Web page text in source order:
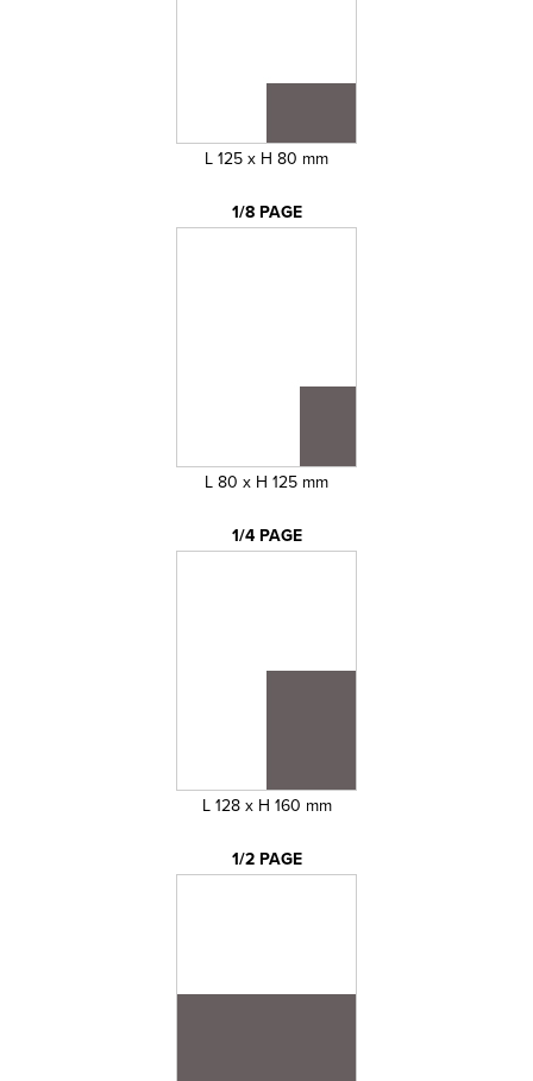
L 125 x H 80 mm
1/8 PAGE
L 80 x H 125 mm
1/4 PAGE
L 128 x H 160 mm
1/2 PAGE